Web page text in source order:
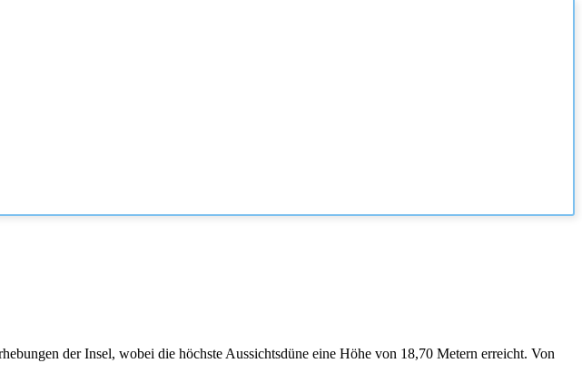
der Insel, wobei die höchste Aussichtsdüne eine Höhe von 18,70 Metern erreicht. Von